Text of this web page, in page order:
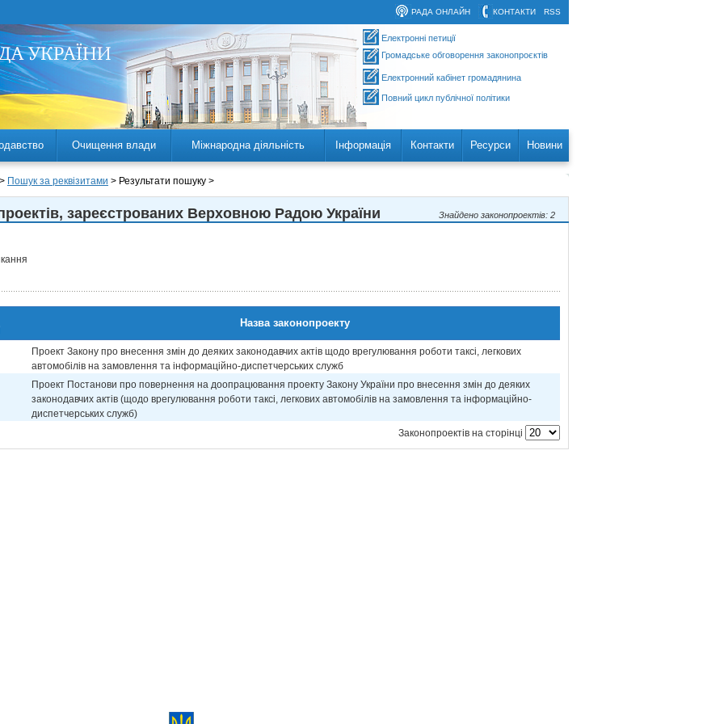
RSS
КОНТАКТИ
РАДА ОНЛАЙН
Електронні петиції
Громадське обговорення законопроєктів
Електронний кабінет громадянина
Повний цикл публічної політики
Очищення влади Міжнародна діяльність Інформація Контакти Ресурси Новини
Пошук за реквізитами > Результати пошуку >
Знайдено законопроектів: 2
зареєстрованих Верховною Радою України
Назва законопроекту
Проект Закону про внесення змін до деяких законодавчих актів щодо врегулювання роботи таксі, легкових
автомобілів на замовлення та інформаційно-диспетчерських служб
Проект Постанови про повернення на доопрацювання проекту Закону України про внесення змін до деяких
законодавчих актів (щодо врегулювання роботи таксі, легкових автомобілів на замовлення та інформаційно-
диспетчерських служб)
Законопроектів на сторінці